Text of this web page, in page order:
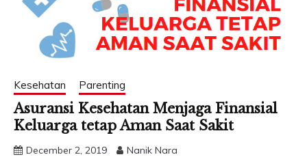
Kesehatan Parenting
Asuransi Kesehatan Menjaga Finansial
Keluarga tetap Aman Saat Sakit
December 2, 2019 Nanik Nara